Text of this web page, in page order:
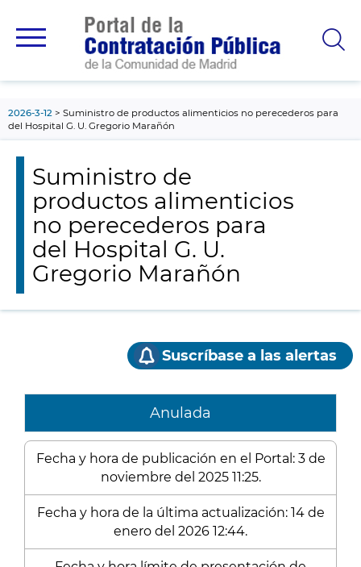
principal
2026-3-12
Suministro de productos alimenticios no perecederos para
del Hospital G. U. Gregorio Marañón
Suministro de
productos alimenticios
no perecederos para
del Hospital G. U.
Gregorio Marañón
Suscríbase a las alertas
Anulada
Fecha y hora de publicación en el Portal: 3 de
noviembre del 2025 11:25.
Fecha y hora de la última actualización: 14 de
enero del 2026 12:44.